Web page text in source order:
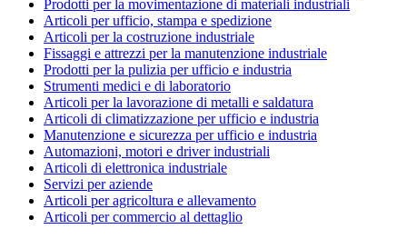
Prodotti per la movimentazione di materiali industriali
Articoli per ufficio, stampa e spedizione
Articoli per la costruzione industriale
Fissaggi e attrezzi per la manutenzione industriale
Prodotti per la pulizia per ufficio e industria
Strumenti medici e di laboratorio
Articoli per la lavorazione di metalli e saldatura
Articoli di climatizzazione per ufficio e industria
Manutenzione e sicurezza per ufficio e industria
Automazioni, motori e driver industriali
Articoli di elettronica industriale
Servizi per aziende
Articoli per agricoltura e allevamento
Articoli per commercio al dettaglio